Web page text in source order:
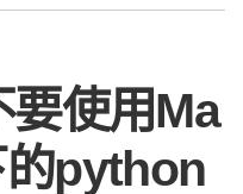
使用Ma
python